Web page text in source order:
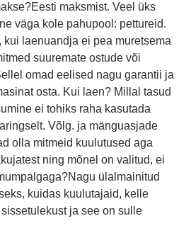
maksmist. Veel üks
väga kole pahupool: pettureid.
kui laenuandja ei pea muretsema
suuremate ostude või
omad eelised nagu garantii ja
osta. Kui laen? Millal tasud
ei tohiks raha kasutada
Võlg. ja mänguasjade
olla mitmeid kuulutused aga
ning mõnel on valitud, ei
ülalmainitud
kuidas kuulutajaid, kelle
ja see on sulle